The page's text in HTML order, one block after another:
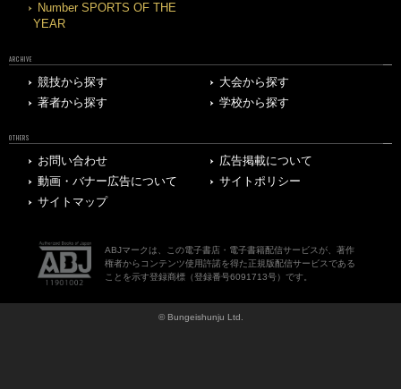
Number SPORTS OF THE
YEAR
ARCHIVE
競技から探す
大会から探す
著者から探す
学校から探す
OTHERS
お問い合わせ
広告掲載について
動画・バナー広告について
サイトポリシー
サイトマップ
ABJマークは、この電子書店・電子書籍配信サービスが、著作
権者からコンテンツ使用許諾を得た正規版配信サービスである
ことを示す登録商標（登録番号6091713号）です。
© Bungeishunju Ltd.